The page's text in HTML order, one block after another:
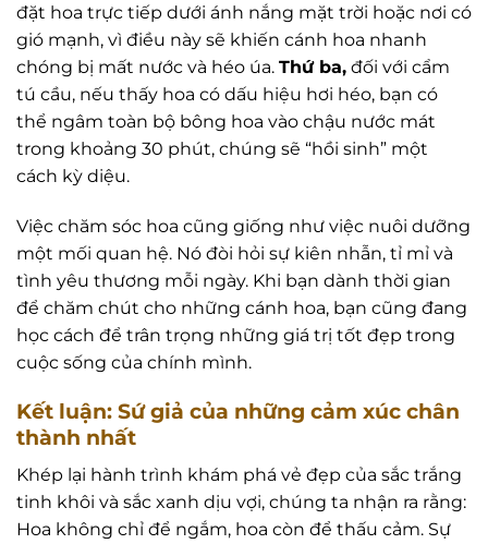
đặt hoa trực tiếp dưới ánh nắng mặt trời hoặc nơi có
gió mạnh, vì điều này sẽ khiến cánh hoa nhanh
chóng bị mất nước và héo úa. Thứ ba, đối với cẩm
tú cầu, nếu thấy hoa có dấu hiệu hơi héo, bạn có
thể ngâm toàn bộ bông hoa vào chậu nước mát
trong khoảng 30 phút, chúng sẽ “hồi sinh” một
cách kỳ diệu.
Việc chăm sóc hoa cũng giống như việc nuôi dưỡng
một mối quan hệ. Nó đòi hỏi sự kiên nhẫn, tỉ mỉ và
tình yêu thương mỗi ngày. Khi bạn dành thời gian
để chăm chút cho những cánh hoa, bạn cũng đang
học cách để trân trọng những giá trị tốt đẹp trong
cuộc sống của chính mình.
Kết luận: Sứ giả của những cảm xúc chân
thành nhất
Khép lại hành trình khám phá vẻ đẹp của sắc trắng
tinh khôi và sắc xanh dịu vợi, chúng ta nhận ra rằng:
Hoa không chỉ để ngắm, hoa còn để thấu cảm. Sự